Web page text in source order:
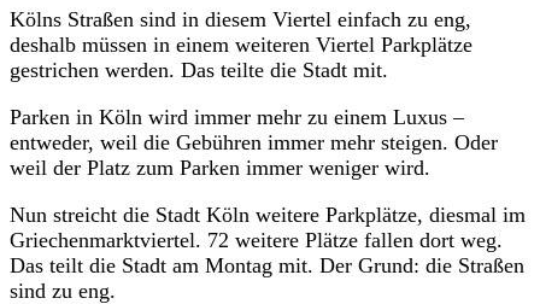
Kölns Straßen sind in diesem Viertel einfach zu eng,
deshalb müssen in einem weiteren Viertel Parkplätze
gestrichen werden. Das teilte die Stadt mit.
Parken in Köln wird immer mehr zu einem Luxus –
entweder, weil die Gebühren immer mehr steigen. Oder
weil der Platz zum Parken immer weniger wird.
Nun streicht die Stadt Köln weitere Parkplätze, diesmal im
Griechenmarktviertel. 72 weitere Plätze fallen dort weg.
Das teilt die Stadt am Montag mit. Der Grund: die Straßen
sind zu eng.